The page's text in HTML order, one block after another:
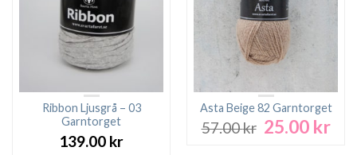
Ribbon Ljusgrå – 03
Garntorget
139.00 kr
Asta Beige 82 Garntorget
57.00kr Det
25.00 krDet